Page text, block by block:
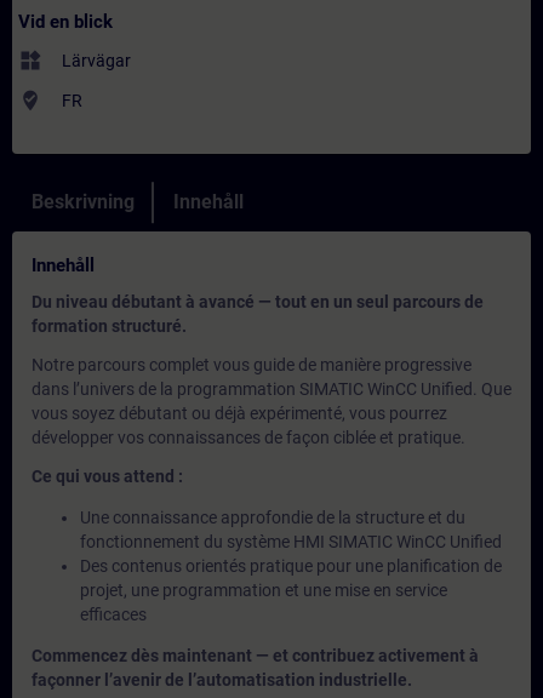
Vid en blick
widgets Lärvägar
where_to_vote FR
Beskrivning Innehåll
Innehåll
Du niveau débutant à avancé — tout en un seul parcours de
formation structuré.
Notre parcours complet vous guide de manière progressive
dans l’univers de la programmation SIMATIC WinCC Unified. Que
vous soyez débutant ou déjà expérimenté, vous pourrez
développer vos connaissances de façon ciblée et pratique.
Ce qui vous attend :
Une connaissance approfondie de la structure et du
fonctionnement du système HMI SIMATIC WinCC Unified
Des contenus orientés pratique pour une planification de
projet, une programmation et une mise en service
efficaces
Commencez dès maintenant — et contribuez activement à
façonner l’avenir de l’automatisation industrielle.